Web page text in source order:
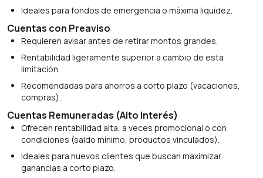
Ideales para fondos de emergencia o máxima liquidez.
Cuentas con Preaviso
Requieren avisar antes de retirar montos grandes.
Rentabilidad ligeramente superior a cambio de esta
limitación.
Recomendadas para ahorros a corto plazo (vacaciones,
compras).
Cuentas Remuneradas (Alto Interés)
Ofrecen rentabilidad alta, a veces promocional o con
condiciones (saldo mínimo, productos vinculados).
Ideales para nuevos clientes que buscan maximizar
ganancias a corto plazo.